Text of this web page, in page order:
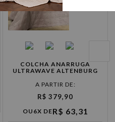
COLCHA ANARRUGA
ULTRAWAVE ALTENBURG
R$ 379,90
OU 6X DER$ 63,31